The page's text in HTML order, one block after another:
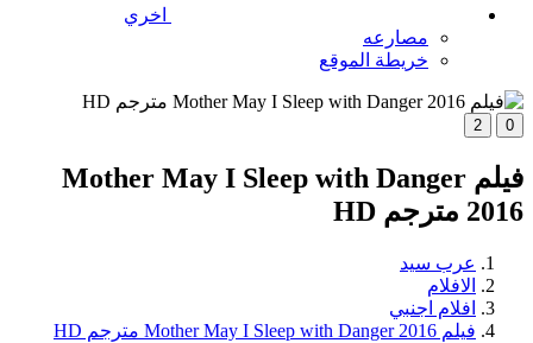
اخري
مصارعه
خريطة الموقع
0
2
فيلم Mother May I Sleep with Danger
2016 مترجم HD
عرب سيد
الافلام
افلام اجنبي
فيلم Mother May I Sleep with Danger 2016 مترجم HD